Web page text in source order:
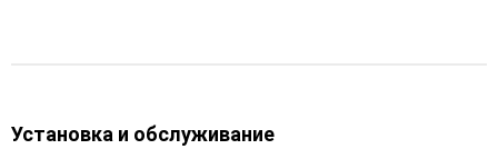
Установка и обслуживание